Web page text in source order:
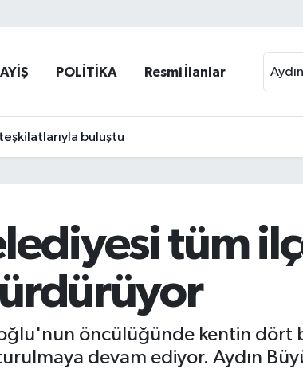
POLİTİKA Resmi İlanlar Aydın
buluştu
tüm
öncülüğünde kentin dört
devam ediyor. Aydın